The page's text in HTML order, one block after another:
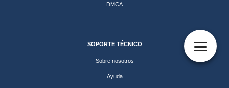
DMCA
SOPORTE TÉCNICO
Sobre nosotros
Ayuda